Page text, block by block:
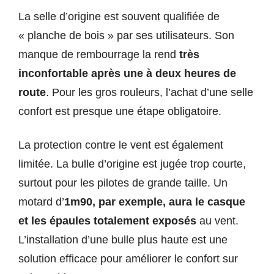
La selle d’origine est souvent qualifiée de
« planche de bois » par ses utilisateurs. Son
manque de rembourrage la rend très
inconfortable après une à deux heures de
route. Pour les gros rouleurs, l’achat d’une selle
confort est presque une étape obligatoire.
La protection contre le vent est également
limitée. La bulle d’origine est jugée trop courte,
surtout pour les pilotes de grande taille. Un
motard d’1m90, par exemple, aura le casque
et les épaules totalement exposés au vent.
L’installation d’une bulle plus haute est une
solution efficace pour améliorer le confort sur